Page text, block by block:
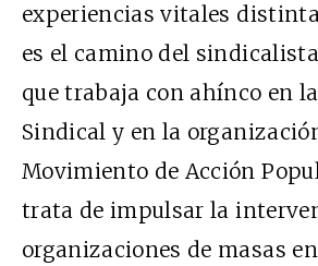
experiencias vitales
es el camino del
que trabaja con ahínco en
Sindical y en la
Movimiento de Acción
trata de impulsar la
organizaciones de masas